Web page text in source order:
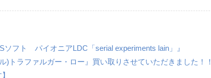
フト パイオニアLDC「serial experiments lain」』
トラファルガー・ロー』買い取りさせていただきました！！